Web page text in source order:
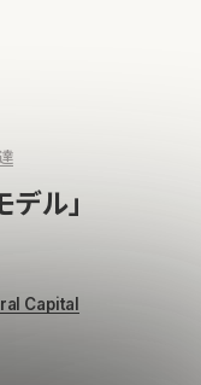
ル」
Capital